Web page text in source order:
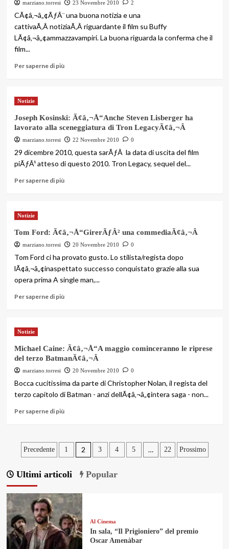
marziano.torresi 23 Novembre 2010 2
CÃ¢â‚¬â„¢ÃƒÂ¨ una buona notizia e una
cattivaÃ‚Â notiziaÃ‚Â riguardante il film su Buffy
LÃ¢â‚¬â„¢ammazzavampiri. La buona riguarda la conferma che il
film...
Per saperne di più
Notizie
Joseph Kosinski: Ã¢â‚¬Å“Anche Steven Lisberger ha
lavorato alla sceneggiatura di Tron LegacyÃ¢â‚¬Â
marziano.torresi 22 Novembre 2010 0
29 dicembre 2010, questa sarÃƒÂ la data di uscita del film
piÃƒÂ¹ atteso di questo 2010. Tron Legacy, sequel del...
Per saperne di più
Notizie
Tom Ford: Ã¢â‚¬Å“GirerÃƒÂ² una commediaÃ¢â‚¬Â
marziano.torresi 20 Novembre 2010 0
Tom Ford ci ha provato gusto. Lo stilista/regista dopo
lÃ¢â‚¬â„¢inaspettato successo conquistato grazie alla sua
opera prima A single man,...
Per saperne di più
Notizie
Michael Caine: Ã¢â‚¬Å“A maggio cominceranno le riprese
del terzo BatmanÃ¢â‚¬Â
marziano.torresi 20 Novembre 2010 0
Bocca cucitissima da parte di Christopher Nolan, il regista del
terzo capitolo di Batman - anzi dellÃ¢â‚¬â„¢intera saga - non...
Per saperne di più
Paginazione
degli
articoli
Precedente 1 2 3 4 5 … 22 Prossimo
Ultimi articoli Popular
Al Cinema
In sala, “Il Prigioniero” del premio
Oscar Amenàbar